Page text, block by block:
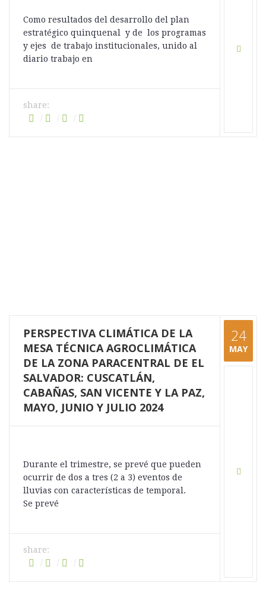
Como resultados del desarrollo del plan
estratégico quinquenal y de los programas
y ejes de trabajo institucionales, unido al
diario trabajo en
share:
PERSPECTIVA CLIMÁTICA DE LA
MESA TÉCNICA AGROCLIMÁTICA
DE LA ZONA PARACENTRAL DE EL
SALVADOR: CUSCATLÁN,
CABAÑAS, SAN VICENTE Y LA PAZ,
MAYO, JUNIO Y JULIO 2024
Durante el trimestre, se prevé que pueden
ocurrir de dos a tres (2 a 3) eventos de
lluvias con características de temporal.
Se prevé
share:
24
MAY